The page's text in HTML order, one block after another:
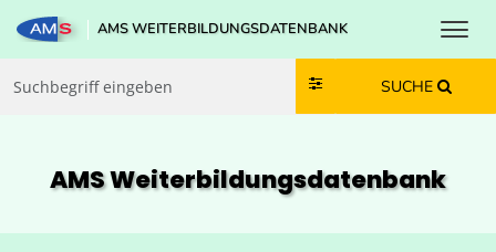
Zum Inhalt springen
Zum Navmenü springen
Zur Suche springen
Zur Footer springen
AMS WEITERBILDUNGSDATENBANK
SUCHE
AMS Weiterbildungs­datenbank